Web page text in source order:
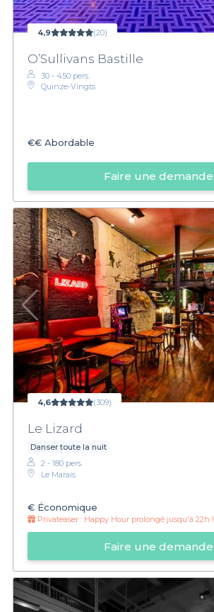
4,9 (20)
O’Sullivans Bastille
30 - 450 pers.
Quinze-Vingts
€€ Abordable
Faire une demande
4,6 (309)
Le Lizard
Danser toute la nuit
2 - 180 pers.
Le Marais
€ Économique
Privateaser : Happy Hour prolongé jusqu'à 22h !
Faire une demande